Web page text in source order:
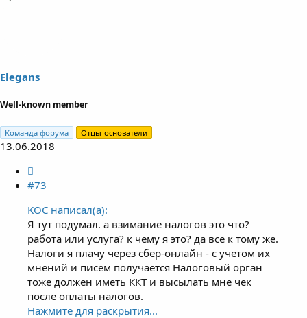
:
Elegans
Well-known member
Команда форума Отцы-основатели
13.06.2018
#73
KOC написал(а):
Я тут подумал. а взимание налогов это что?
работа или услуга? к чему я это? да все к тому же.
Налоги я плачу через сбер-онлайн - с учетом их
мнений и писем получается Налоговый орган
тоже должен иметь ККТ и высылать мне чек
после оплаты налогов.
Нажмите для раскрытия...